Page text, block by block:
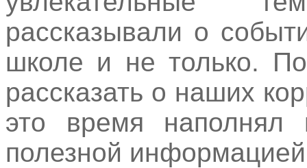
рассказывали о
школе и не только.
рассказать о наших
это время наполнял
полезной